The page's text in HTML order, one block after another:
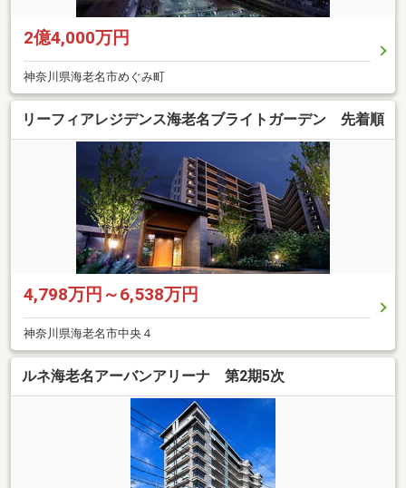
2億4,000万円
神奈川県海老名市めぐみ町
リーフィアレジデンス海老名ブライトガーデン 先着順
4,798万円～6,538万円
神奈川県海老名市中央４
ルネ海老名アーバンアリーナ 第2期5次